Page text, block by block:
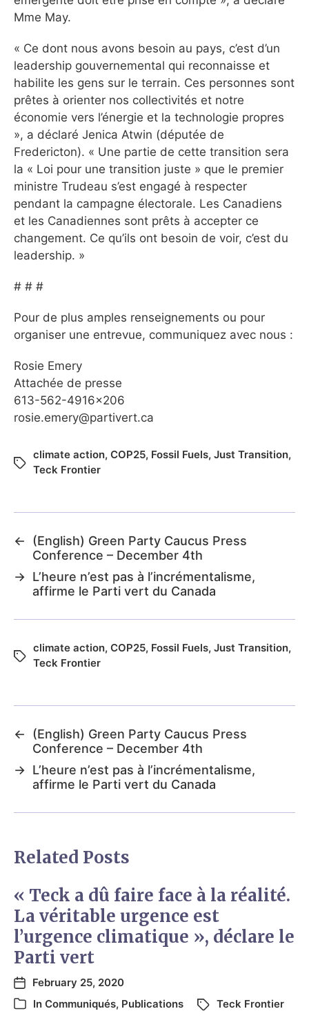
Mme May.
« Ce dont nous avons besoin au pays, c’est d’un
leadership gouvernemental qui reconnaisse et
habilite les gens sur le terrain. Ces personnes sont
prêtes à orienter nos collectivités et notre
économie vers l’énergie et la technologie propres
», a déclaré Jenica Atwin (députée de
Fredericton). « Une partie de cette transition sera
la « Loi pour une transition juste » que le premier
ministre Trudeau s’est engagé à respecter
pendant la campagne électorale. Les Canadiens
et les Canadiennes sont prêts à accepter ce
changement. Ce qu’ils ont besoin de voir, c’est du
leadership. »
# # #
Pour de plus amples renseignements ou pour
organiser une entrevue, communiquez avec nous :
Rosie Emery
Attachée de presse
613-562-4916×206
rosie.emery@partivert.ca
climate action, COP25, Fossil Fuels, Just Transition,
Teck Frontier
←
(English) Green Party Caucus Press
Conference – December 4th
→ L’heure n’est pas à l’incrémentalisme,
affirme le Parti vert du Canada
climate action, COP25, Fossil Fuels, Just Transition,
Teck Frontier
←
(English) Green Party Caucus Press
Conference – December 4th
→ L’heure n’est pas à l’incrémentalisme,
affirme le Parti vert du Canada
Related Posts
« Teck a dû faire face à la réalité.
La véritable urgence est
l’urgence climatique », déclare le
Parti vert
February 25, 2020
In Communiqués, Publications Teck Frontier